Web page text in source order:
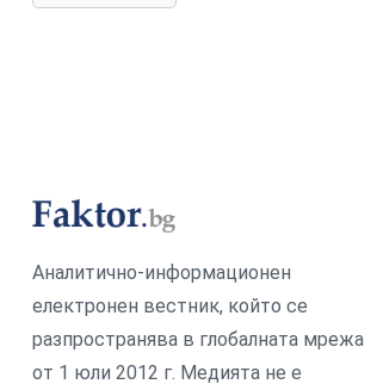
Аналитично-информационен
електронен вестник, който се
разпространява в глобалната мрежа
от 1 юли 2012 г. Медията не е